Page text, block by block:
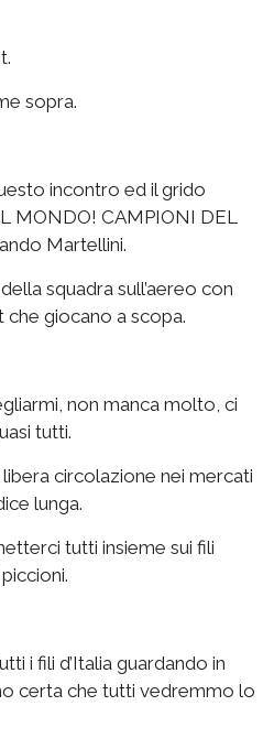
sopra.
incontro ed il grido
MONDO! CAMPIONI DEL
Martellini.
squadra sull’aereo con
giocano a scopa.
non manca molto, ci
tutti.
libera circolazione nei mercati
lunga.
tutti insieme sui fili
i fili d’Italia guardando in
certa che tutti vedremmo lo